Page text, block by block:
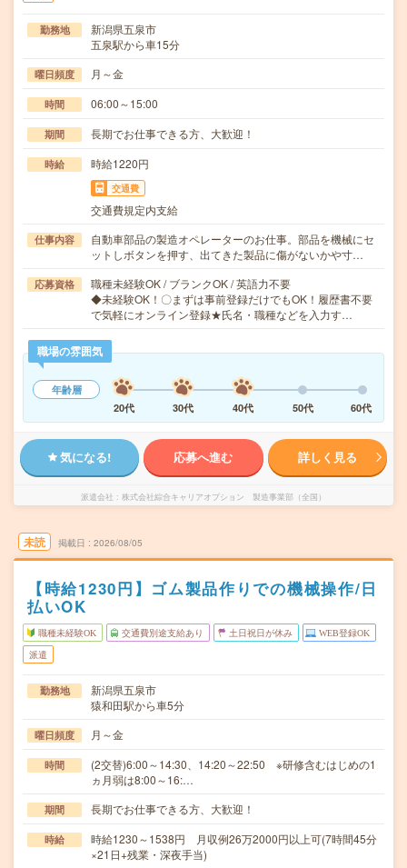
勤務地
新潟県五泉市
五泉駅から車15分
曜日頻度 月～金
時間 06:00～15:00
期間 長期でお仕事できる方、大歓迎！
時給 時給1220円
交通費
交通費規定内支給
仕事内容
自動車部品の製造オペレーターのお仕事。部品を機械にセ
ットしボタンを押す、出てきた製品に傷がないかや寸…
応募資格
職種未経験OK / ブランクOK / 英語力不要
◆未経験OK！〇まずは事前登録だけでもOK！履歴書不要
で気軽にオンライン登録★氏名・職種などを入力す…
職場の雰囲気
年齢層
20代
30代 40代 50代 60代
気になる! 応募へ進む 詳しく見る
派遣会社 株式会社綜合キャリアオプション 製造事業部（全国）
未読 掲載日 2026/08/05
【時給1230円】ゴム製品作りでの機械操作/日
払いOK
職種未経験OK 交通費別途支給あり 土日祝日が休み WEB登録OK
派遣
勤務地
新潟県五泉市
猿和田駅から車5分
曜日頻度 月～金
時間
(2交替)6:00～14:30、14:20～22:50 ※研修含むはじめの1
ヵ月弱は8:00～16:…
期間 長期でお仕事できる方、大歓迎！
時給
時給1230～1538円 月収例26万2000円以上可(7時間45分
×21日+残業・深夜手当)